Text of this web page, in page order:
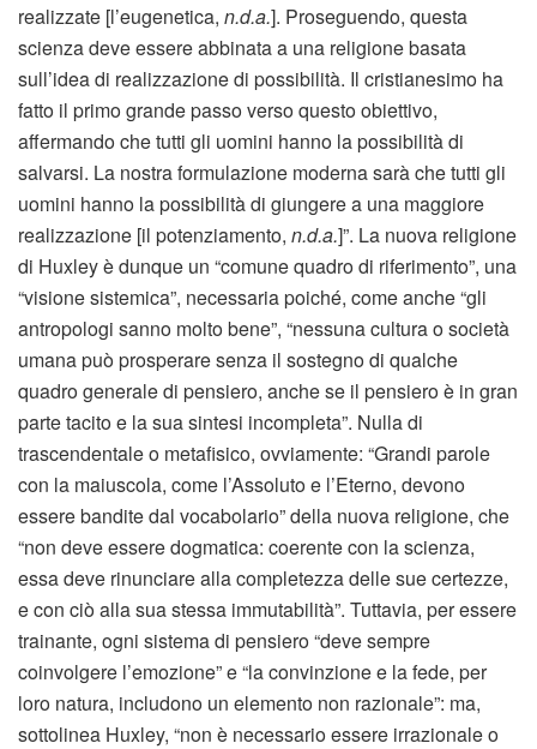
realizzate [l’eugenetica, n.d.a.]. Proseguendo, questa
scienza deve essere abbinata a una religione basata
sull’idea di realizzazione di possibilità. Il cristianesimo ha
fatto il primo grande passo verso questo obiettivo,
affermando che tutti gli uomini hanno la possibilità di
salvarsi. La nostra formulazione moderna sarà che tutti gli
uomini hanno la possibilità di giungere a una maggiore
realizza­zione [il potenziamento, n.d.a.]”. La nuova religione
di Huxley è dunque un “comune quadro di riferimento”, una
“visione sistemica”, necessaria poiché, come anche “gli
antropologi sanno molto bene”, “nessuna cultura o società
umana può prosperare senza il sostegno di qualche
quadro generale di pensiero, anche se il pensiero è in gran
parte tacito e la sua sintesi incompleta”. Nulla di
trascendentale o metafisico, ovviamente: “Grandi parole
con la maiuscola, come l’Assoluto e l’Eterno, devono
essere bandite dal vocabolario” della nuova religione, che
“non deve essere dogmatica: coerente con la scienza,
essa deve rinunciare alla completezza delle sue certezze,
e con ciò alla sua stessa immutabilità”. Tuttavia, per essere
trainante, ogni sistema di pensiero “deve sempre
coinvolgere l’emozione” e “la convinzione e la fede, per
loro natura, includono un elemento non razionale”: ma,
sottolinea Huxley, “non è necessario essere irrazionale o